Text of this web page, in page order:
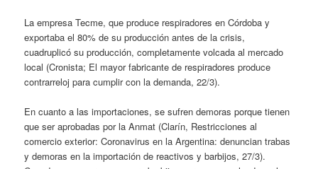
La empresa Tecme, que produce respiradores en Córdoba y
exportaba el 80% de su producción antes de la crisis,
cuadruplicó su producción, completamente volcada al mercado
local (Cronista; El mayor fabricante de respiradores produce
contrarreloj para cumplir con la demanda, 22/3).
En cuanto a las importaciones, se sufren demoras porque tienen
que ser aprobadas por la Anmat (Clarín, Restricciones al
comercio exterior: Coronavirus en la Argentina: denuncian trabas
y demoras en la importación de reactivos y barbijos, 27/3).